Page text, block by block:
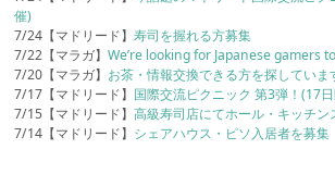
催)
7/24【マドリード】寿司を握れる方募集
7/22【マラガ】We’re looking for Japanese gamers
7/20【マラガ】 お茶・情報交換できる方を探していま
7/17【マドリード】 国際交流ピクニック 第3弾！(17
7/15【マドリード】高級寿司店にてホール・キッチン
7/14【マドリード】 シェアハウス・ピソ入居者を募集